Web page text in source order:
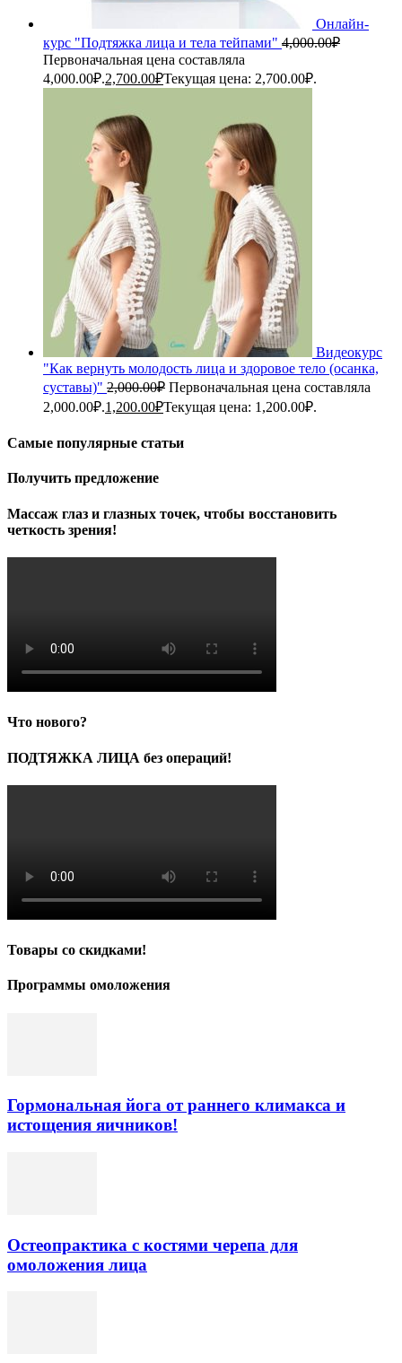
Онлайн-
курс "Подтяжка лица и тела тейпами" 4,000.00₽
Первоначальная цена составляла
4,000.00₽.2,700.00₽Текущая цена: 2,700.00₽.
Видеокурс
"Как вернуть молодость лица и здоровое тело (осанка,
суставы)" 2,000.00₽ Первоначальная цена составляла
2,000.00₽.1,200.00₽Текущая цена: 1,200.00₽.
Самые популярные статьи
Получить предложение
Массаж глаз и глазных точек, чтобы восстановить
четкость зрения!
Что нового?
ПОДТЯЖКА ЛИЦА без операций!
Товары со скидками!
Программы омоложения
Гормональная йога от раннего климакса и
истощения яичников!
Остеопрактика с костями черепа для
омоложения лица